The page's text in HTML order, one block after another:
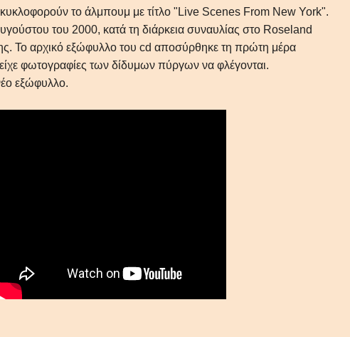
το άλμπουμ με τίτλο "Live Scenes From New York".
του 2000, κατά τη διάρκεια συναυλίας στο Roseland
Το αρχικό εξώφυλλο του cd αποσύρθηκε τη πρώτη μέρα
φωτογραφίες των δίδυμων πύργων να φλέγονται.
εξώφυλλο.